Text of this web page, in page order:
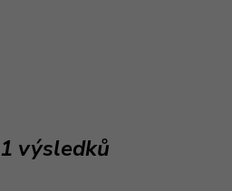
1 výsledků